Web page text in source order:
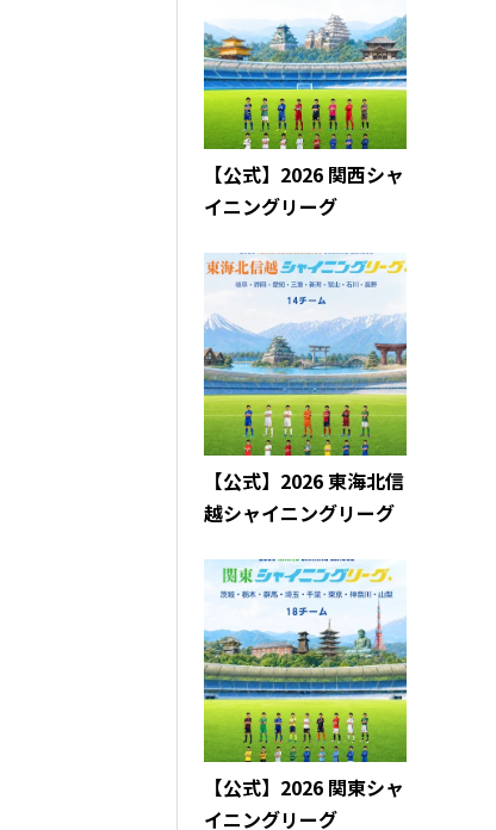
【公式】2026 関西シャ
イニングリーグ
【公式】2026 東海北信
越シャイニングリーグ
【公式】2026 関東シャ
イニングリーグ